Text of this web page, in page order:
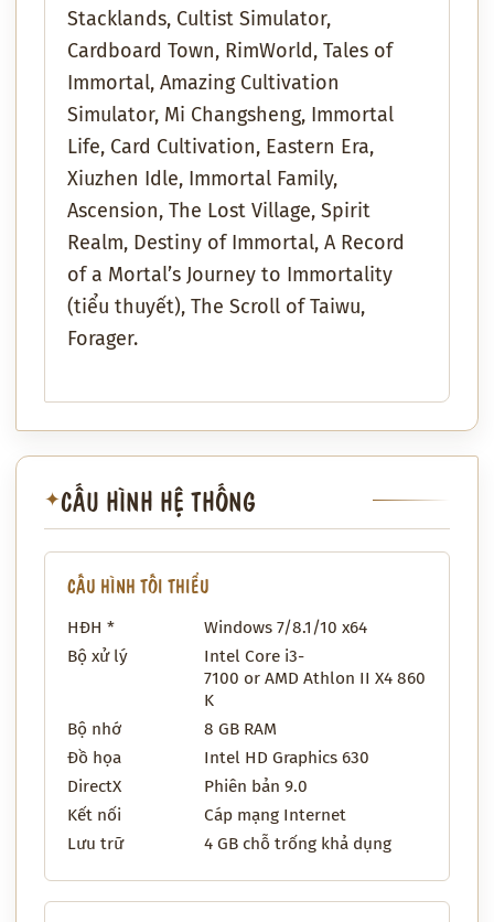
Stacklands, Cultist Simulator,
Cardboard Town, RimWorld, Tales of
Immortal, Amazing Cultivation
Simulator, Mi Changsheng, Immortal
Life, Card Cultivation, Eastern Era,
Xiuzhen Idle, Immortal Family,
Ascension, The Lost Village, Spirit
Realm, Destiny of Immortal, A Record
of a Mortal’s Journey to Immortality
(tiểu thuyết), The Scroll of Taiwu,
Forager.
✦CẤU HÌNH HỆ THỐNG
CẤU HÌNH TỐI THIỂU
HĐH *
Windows 7/8.1/10 x64
Bộ xử lý
Intel Core i3-
7100 or AMD Athlon II X4 860
K
Bộ nhớ
8 GB RAM
Đồ họa
Intel HD Graphics 630
DirectX
Phiên bản 9.0
Kết nối
Cáp mạng Internet
Lưu trữ
4 GB chỗ trống khả dụng